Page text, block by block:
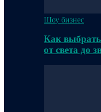
Шоу бизнес
Как
от света до